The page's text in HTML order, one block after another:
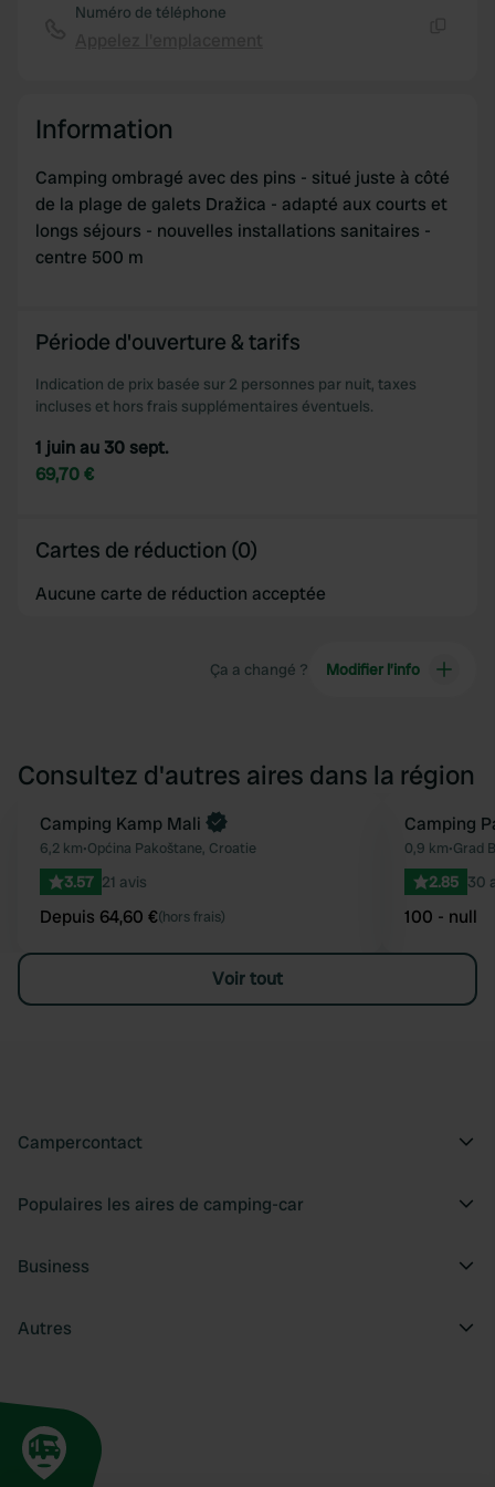
Numéro de téléphone
Information
Camping ombragé avec des pins - situé juste à côté
de la plage de galets Dražica - adapté aux courts et
longs séjours - nouvelles installations sanitaires -
centre 500 m
Période d'ouverture & tarifs
Indication de prix basée sur 2 personnes par nuit, taxes
incluses et hors frais supplémentaires éventuels.
1 juin au 30 sept.
69,70 €
Cartes de réduction (0)
Aucune carte de réduction acceptée
Ça a changé ? Modifier l’info
Consultez d'autres aires dans la région
Préféré
Reserve maintenant
Camping Kamp Mali
6,2 km•Općina Pakoštane, Croatie
3.57 21 avis
Depuis 64,60 €(hors frais)
Camping
0,9 km•Grad
2.85 30
100 - null
Voir tout
Campercontact
Populaires les aires de camping-car
Business
Autres